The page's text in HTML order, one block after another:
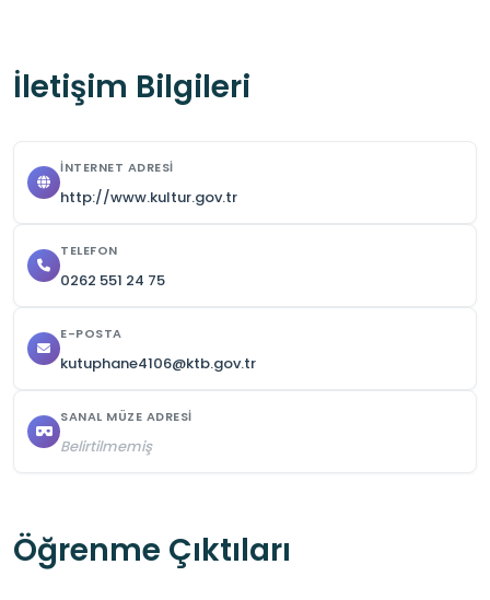
bulunur.
günleri Geleneksel Sanatlar ve Görsel Sanatlar
düzenlenmektedir.
Koha Çevrimiçi Katalog sistemi kullanılır;
tarayabilir.
İletişim Bilgileri
İNTERNET ADRESI
http://www.kultur.gov.tr
TELEFON
0262 551 24 75
E-POSTA
kutuphane4106@ktb.gov.tr
SANAL MÜZE ADRESI
Belirtilmemiş
Öğrenme Çıktıları